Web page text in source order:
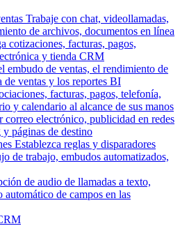
Trabaje con chat, videollamadas,
de archivos, documentos en línea
cotizaciones, facturas, pagos,
y tienda CRM
embudo de ventas, el rendimiento de
de ventas y los reportes BI
facturas, pagos, telefonía,
y calendario al alcance de sus manos
correo electrónico, publicidad en redes
páginas de destino
Establezca reglas y disparadores
de trabajo, embudos automatizados,
de audio de llamadas a texto,
automático de campos en las